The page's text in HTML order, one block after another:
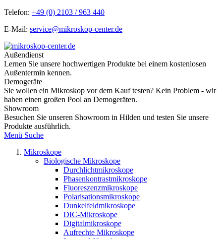
Telefon: +49 (0) 2103 / 963 440
E-Mail: service@mikroskop-center.de
Außendienst
Lernen Sie unsere hochwertigen Produkte bei einem kostenlosen
Außentermin kennen.
Demogeräte
Sie wollen ein Mikroskop vor dem Kauf testen? Kein Problem - wir
haben einen großen Pool an Demogeräten.
Showroom
Besuchen Sie unseren Showroom in Hilden und testen Sie unsere
Produkte ausführlich.
Menü Suche
Mikroskope
Biologische Mikroskope
Durchlichtmikroskope
Phasenkontrastmikroskope
Fluoreszenzmikroskope
Polarisationsmikroskope
Dunkelfeldmikroskope
DIC-Mikroskope
Digitalmikroskope
Aufrechte Mikroskope